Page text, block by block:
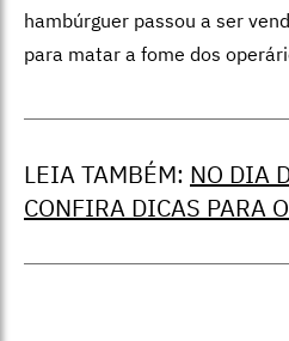
hambúrguer passou a ser
para matar a fome dos
LEIA TAMBÉM: NO DIA
CONFIRA DICAS PARA